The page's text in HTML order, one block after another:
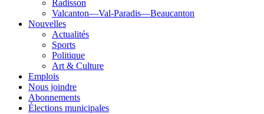
Radisson
Valcanton—Val-Paradis—Beaucanton
Nouvelles
Actualités
Sports
Politique
Art & Culture
Emplois
Nous joindre
Abonnements
Élections municipales